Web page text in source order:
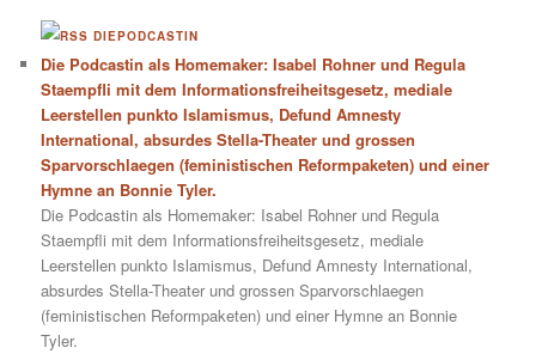
DIEPODCASTIN
Die Podcastin als Homemaker: Isabel Rohner und Regula
Staempfli mit dem Informationsfreiheitsgesetz, mediale
Leerstellen punkto Islamismus, Defund Amnesty
International, absurdes Stella-Theater und grossen
Sparvorschlaegen (feministischen Reformpaketen) und einer
Hymne an Bonnie Tyler.
Die Podcastin als Homemaker: Isabel Rohner und Regula
Staempfli mit dem Informationsfreiheitsgesetz, mediale
Leerstellen punkto Islamismus, Defund Amnesty International,
absurdes Stella-Theater und grossen Sparvorschlaegen
(feministischen Reformpaketen) und einer Hymne an Bonnie
Tyler.